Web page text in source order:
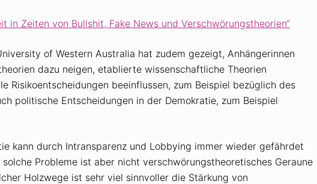
in Zeiten von Bullshit, Fake News und Verschwörungstheorien“
of Western Australia hat zudem gezeigt, Anhängerinnen
dazu neigen, etablierte wissenschaftliche Theorien
Risikoentscheidungen beeinflussen, zum Beispiel bezüglich des
politische Entscheidungen in der Demokratie, zum Beispiel
kann durch Intransparenz und Lobbying immer wieder gefährdet
Probleme ist aber nicht verschwörungstheoretisches Geraune
Holzwege ist sehr viel sinnvoller die Stärkung von